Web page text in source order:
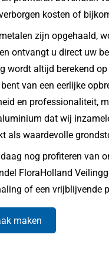
kosten of
zijn opgehaald,
ontvangt u direct uw
wordt altijd berekend
van een eerlijke
en professionaliteit,
dat wij
als waardevolle
nog profiteren van
FloraHolland
of een vrijblijvende
maken